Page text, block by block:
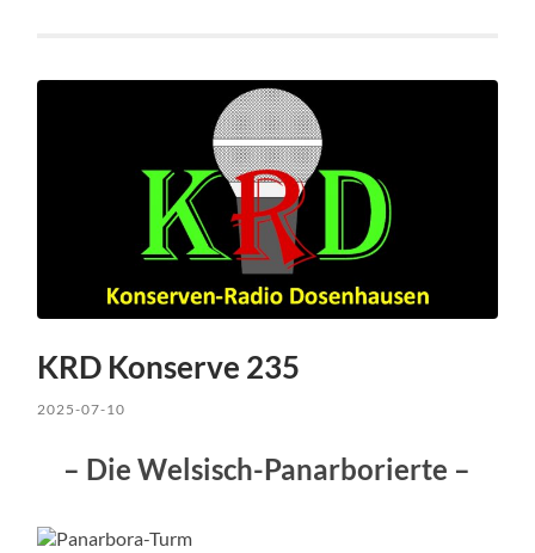
KRD Konserve 235
2025-07-10
– Die Welsisch-Panarborierte –